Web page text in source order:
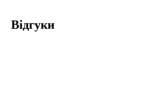
Відгуки